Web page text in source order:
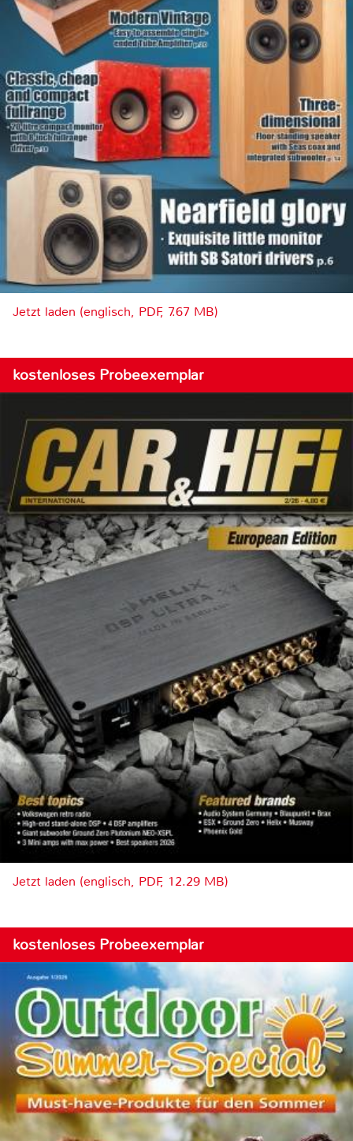
Jetzt laden (englisch, PDF, 7.67 MB)
kostenloses Probeexemplar
Jetzt laden (englisch, PDF, 12.29 MB)
kostenloses Probeexemplar